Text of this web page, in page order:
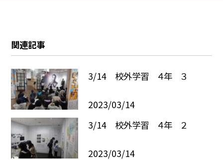
関連記事
3/14 校外学習 ４年 ３
2023/03/14
3/14 校外学習 ４年 ２
2023/03/14